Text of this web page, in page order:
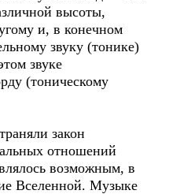
высоты,
и, в конечном
звуку (тонике)
звуке
(тоническому
закон
отношений
возможным, в
Вселенной. Музыке